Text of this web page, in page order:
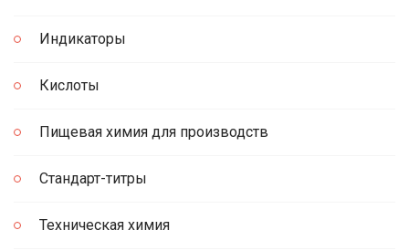
Индикаторы
Кислоты
Пищевая химия для производств
Стандарт-титры
Техническая химия